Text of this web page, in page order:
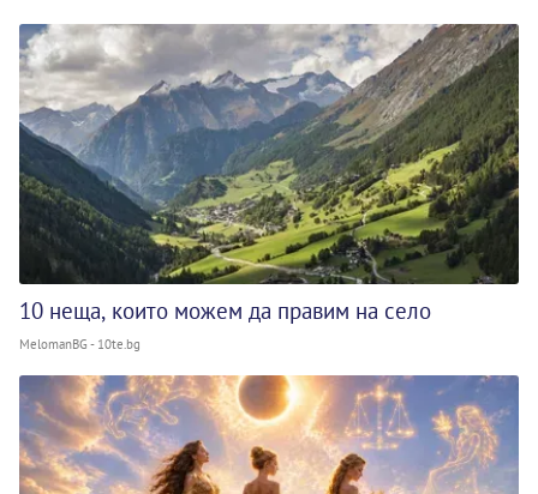
10 неща, които можем да правим на село
MelomanBG - 10te.bg